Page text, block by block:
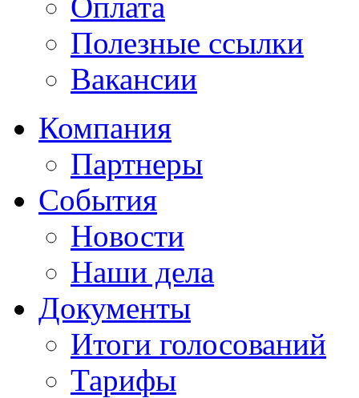
Полезные ссылки
Вакансии
Компания
Партнеры
События
Новости
Наши дела
Документы
Итоги голосований
Тарифы